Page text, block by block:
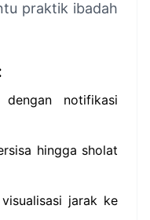
praktik ibadah
notifikasi
hingga sholat
jarak ke